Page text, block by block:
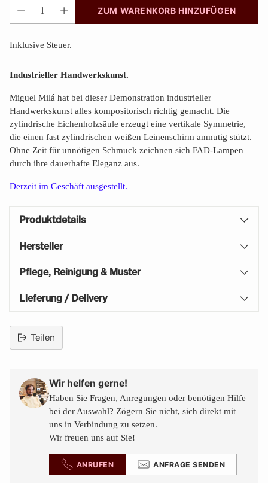
Anzahl
ZUM WARENKORB HINZUFÜGEN
Inklusive Steuer.
Industrieller Handwerkskunst.
Miguel Milá hat bei dieser Demonstration industrieller
Handwerkskunst alles kompositorisch richtig gemacht. Die
zylindrische Eichenholzsäule erzeugt eine vertikale Symmetrie,
die einen fast zylindrischen weißen Leinenschirm anmutig stützt.
Ohne Zeit für unnötigen Schmuck zeichnen sich FAD-Lampen
durch ihre dauerhafte Eleganz aus.
Derzeit im Geschäft ausgestellt.
Produktdetails
Hersteller
Pflege, Reinigung & Muster
Lieferung / Delivery
Teilen
den
Warenkorb
legen
Wir helfen gerne!
Haben Sie Fragen, Anregungen oder benötigen Hilfe
bei der Auswahl? Zögern Sie nicht, sich direkt mit
uns in Verbindung zu setzen.
Wir freuen uns auf Sie!
ANRUFEN ANFRAGE SENDEN